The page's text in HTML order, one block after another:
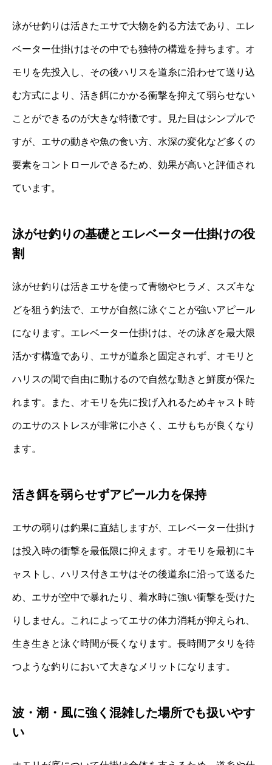
泳がせ釣りは活きたエサで大物を釣る方法であり、エレ
ベーター仕掛けはその中でも独特の構造を持ちます。オ
モリを先投入し、その後ハリスを道糸に沿わせて送り込
む方式により、活き餌にかかる衝撃を抑えて弱らせない
ことができるのが大きな特徴です。見た目はシンプルで
すが、エサの動きや魚の食い方、水深の変化など多くの
要素をコントロールできるため、効果が高いと評価され
ています。
泳がせ釣りの基礎とエレベーター仕掛けの役
割
泳がせ釣りは活きエサを使って青物やヒラメ、スズキな
どを狙う釣法で、エサが自然に泳ぐことが強いアピール
になります。エレベーター仕掛けは、その泳ぎを最大限
活かす構造であり、エサが道糸と固定されず、オモリと
ハリスの間で自由に動けるので自然な動きと鮮度が保た
れます。また、オモリを先に投げ入れるためキャスト時
のエサのストレスが非常に小さく、エサもちが良くなり
ます。
活き餌を弱らせずアピール力を保持
エサの弱りは釣果に直結しますが、エレベーター仕掛け
は投入時の衝撃を最低限に抑えます。オモリを最初にキ
ャストし、ハリス付きエサはその後道糸に沿って送るた
め、エサが空中で暴れたり、着水時に強い衝撃を受けた
りしません。これによってエサの体力消耗が抑えられ、
生き生きと泳ぐ時間が長くなります。長時間アタリを待
つような釣りにおいて大きなメリットになります。
波・潮・風に強く混雑した場所でも扱いやす
い